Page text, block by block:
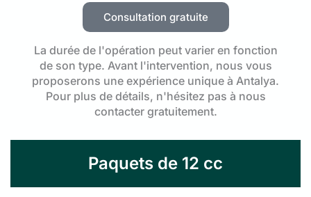
Consultation gratuite
La durée de l'opération peut varier en fonction
de son type. Avant l'intervention, nous vous
proposerons une expérience unique à Antalya.
Pour plus de détails, n'hésitez pas à nous
contacter gratuitement.
Paquets de 12 cc